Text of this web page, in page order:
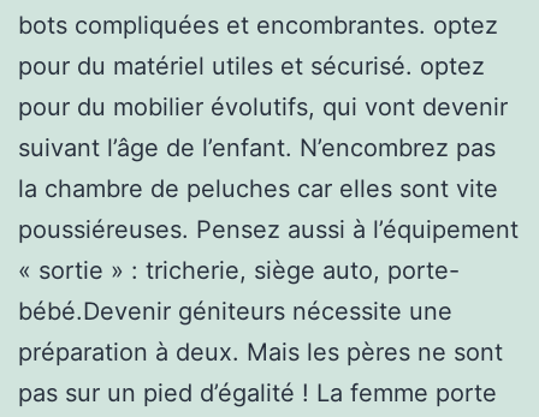
bots compliquées et encombrantes. optez
pour du matériel utiles et sécurisé. optez
pour du mobilier évolutifs, qui vont devenir
suivant l’âge de l’enfant. N’encombrez pas
la chambre de peluches car elles sont vite
poussiéreuses. Pensez aussi à l’équipement
« sortie » : tricherie, siège auto, porte-
bébé.Devenir géniteurs nécessite une
préparation à deux. Mais les pères ne sont
pas sur un pied d’égalité ! La femme porte